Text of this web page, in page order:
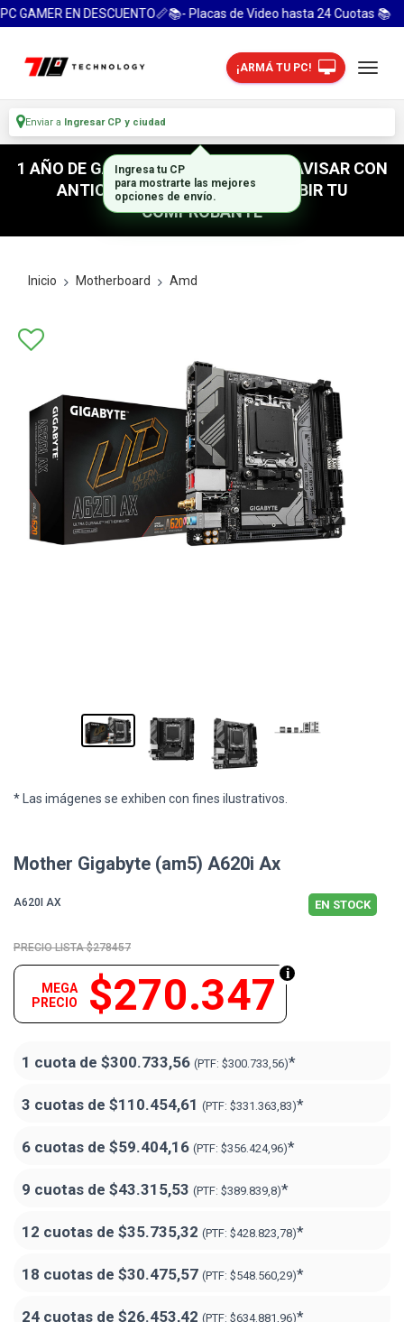
GAMER EN DESCUENTO📏📚- Placas de Video hasta 24 Cuotas 📚
¡ARMÁ TU PC!
Enviar a Ingresar CP y ciudad
1 AÑO DE GARANTIA! / PARA RETIRO AVISAR CON
ANTICIPACION / NO OLVIDES SUBIR TU
COMPROBANTE
Inicio Motherboard Amd
* Las imágenes se exhiben con fines ilustrativos.
Mother Gigabyte (am5) A620i Ax
A620I AX EN STOCK
$278457
$270.347
MEGA
PRECIO
1 cuota de $300.733,56 (PTF: $300.733,56)*
3 cuotas de $110.454,61 (PTF: $331.363,83)*
6 cuotas de $59.404,16 (PTF: $356.424,96)*
9 cuotas de $43.315,53 (PTF: $389.839,8)*
12 cuotas de $35.735,32 (PTF: $428.823,78)*
18 cuotas de $30.475,57 (PTF: $548.560,29)*
24 cuotas de $26.453,42 (PTF: $634.881,96)*